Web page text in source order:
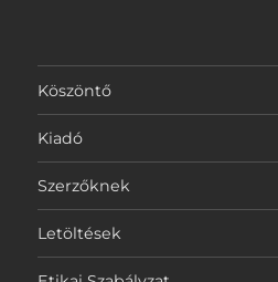
Köszöntő
Kiadó
Szerzőknek
Letöltések